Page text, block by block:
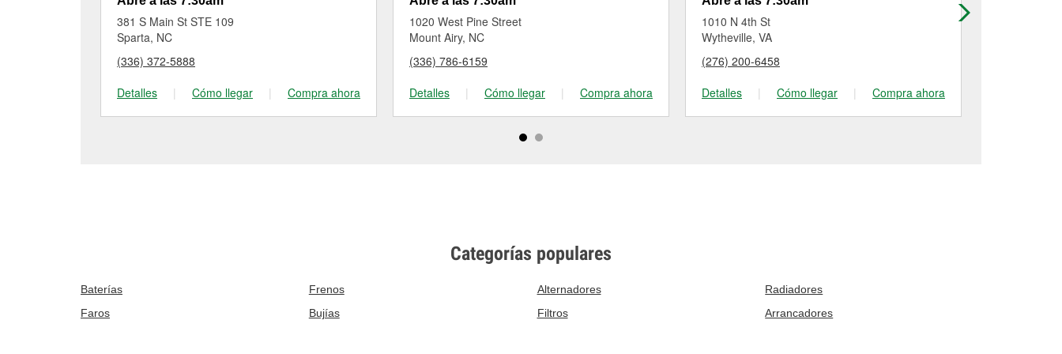
381 S Main St STE 109
Sparta, NC
(336) 372-5888
Detalles
| Cómo llegar | Compra ahora
1020 West Pine Street
Mount Airy, NC
(336) 786-6159
Detalles
| Cómo llegar | Compra ahora
1010 N 4th St
Wytheville, VA
(276) 200-6458
Detalles
| Cómo llegar | Compra ahora
Categorías populares
Baterías Frenos Alternadores
Radiadores
Faros
Bujías Filtros Arrancadores